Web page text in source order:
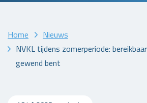
Home
Nieuws
NVKL tijdens zomerperiode:
gewend bent